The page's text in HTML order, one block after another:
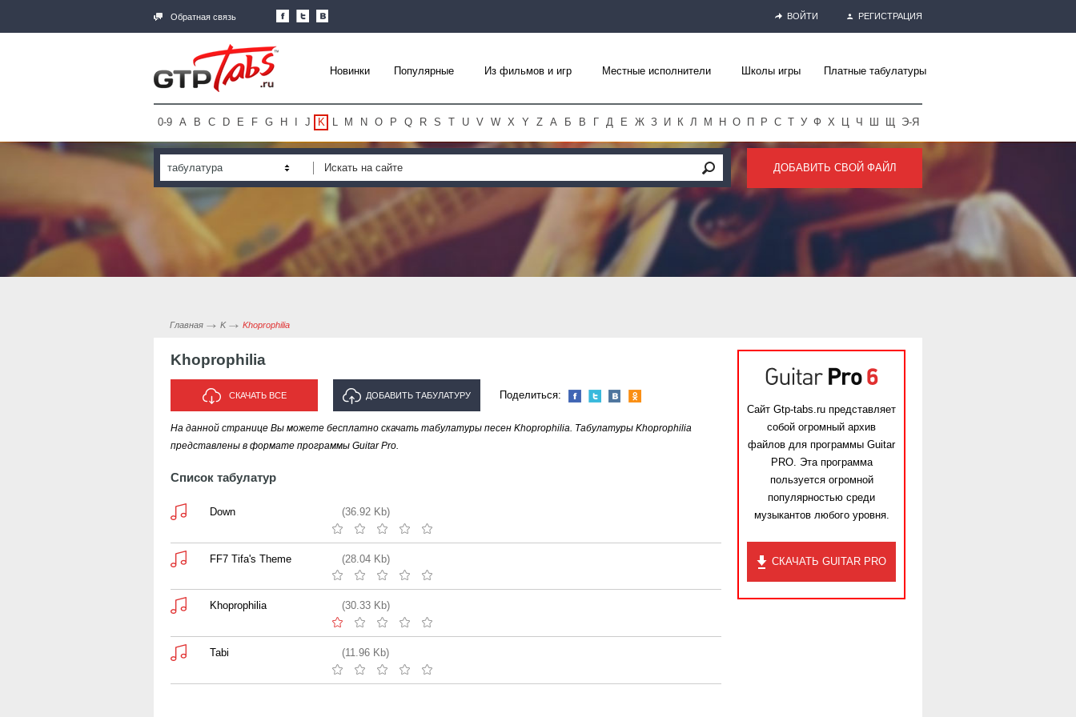
Обратная связь ВОЙТИ РЕГИСТРАЦИЯ
Новинки Популярные Из фильмов и игр Местные исполнители Школы игры Платные табулатуры
0-9 A B C D E F G H J K L M N O P Q R S T U V W X Y Z А Б В Г Д Е Ж З И К Л М Н О П Р С Т У Ф Х Ц Ч Ш Щ Э-Я
табулатура ДОБАВИТЬ СВОЙ ФАЙЛ
Главная K Khoprophilia
Khoprophilia
СКАЧАТЬ ВСЕ ДОБАВИТЬ ТАБУЛАТУРУ
ИСПОЛНИТЕЛЯ "KHOPROPHILIA"
Поделиться:
На данной странице Вы можете бесплатно скачать табулатуры песен Khoprophilia. Табулатуры Khoprophilia
представлены в формате программы Guitar Pro.
Список табулатур
Down (36.92 Kb)
FF7 Tifa's Theme (28.04 Kb)
Khoprophilia (30.33 Kb)
Tabi (11.96 Kb)
Сайт Gtp-tabs.ru представляет
собой огромный архив
файлов для программы Guitar
PRO. Эта программа
пользуется огромной
популярностью среди
музыкантов любого уровня.
СКАЧАТЬ GUITAR PRO